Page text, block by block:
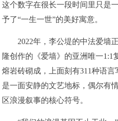
这个数字在很长一段时间里只是
予了“一生一世”的美好寓意。
2022年，李公堤的中法爱墙正
隆创作的《爱墙》的亚洲唯一1:1
熔岩砖砌成，上面刻有311种语言
是一面安静的文艺地标，偶尔有
区浪漫叙事的核心符号。